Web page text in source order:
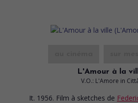
L'Amour à la
V.O.: L'Amore in
It. 1956. Film à sketches de